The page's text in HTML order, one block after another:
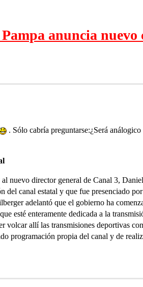
anuncia nuevo
. Sólo cabría preguntarse:¿Será
nuevo director general de Canal 3,
canal estatal y que fue presenciado
adelantó que el gobierno ha
esté enteramente dedicada a la
volcar allí las transmisiones deportivas
programación propia del canal y de